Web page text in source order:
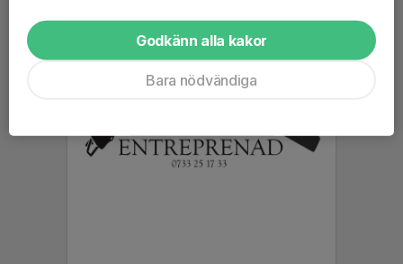
Godkänn alla kakor
Bara nödvändiga